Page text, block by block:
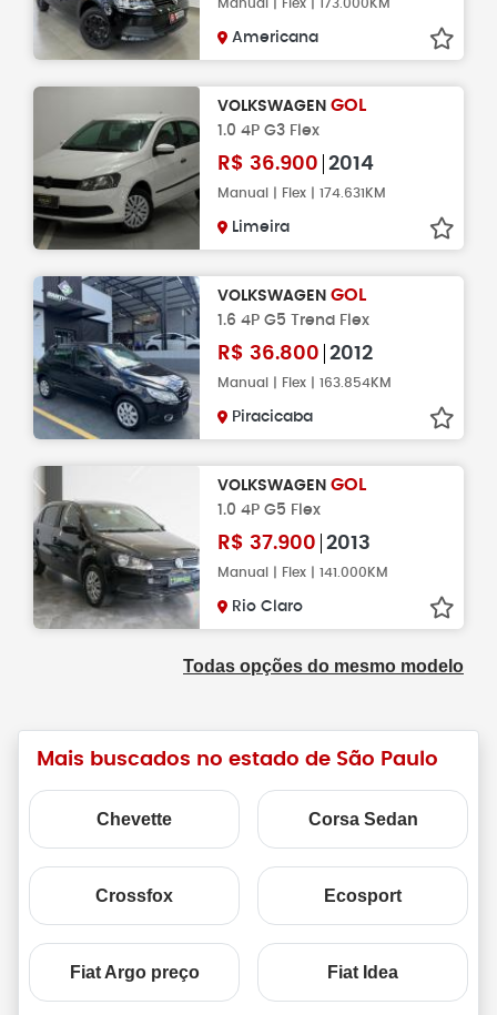
Manual | Flex | 173.000KM
Americana
VOLKSWAGEN GOL
1.0 4P G3 Flex
R$ 36.900 2014
Manual | Flex | 174.631KM
Limeira
VOLKSWAGEN GOL
1.6 4P G5 Trend Flex
R$ 36.800 2012
Manual | Flex | 163.854KM
Piracicaba
VOLKSWAGEN GOL
1.0 4P G5 Flex
R$ 37.900 2013
Manual | Flex | 141.000KM
Rio Claro
Todas opções do mesmo modelo
Mais buscados no estado de São Paulo
Chevette Corsa Sedan
Crossfox Ecosport
Fiat Argo preço Fiat Idea